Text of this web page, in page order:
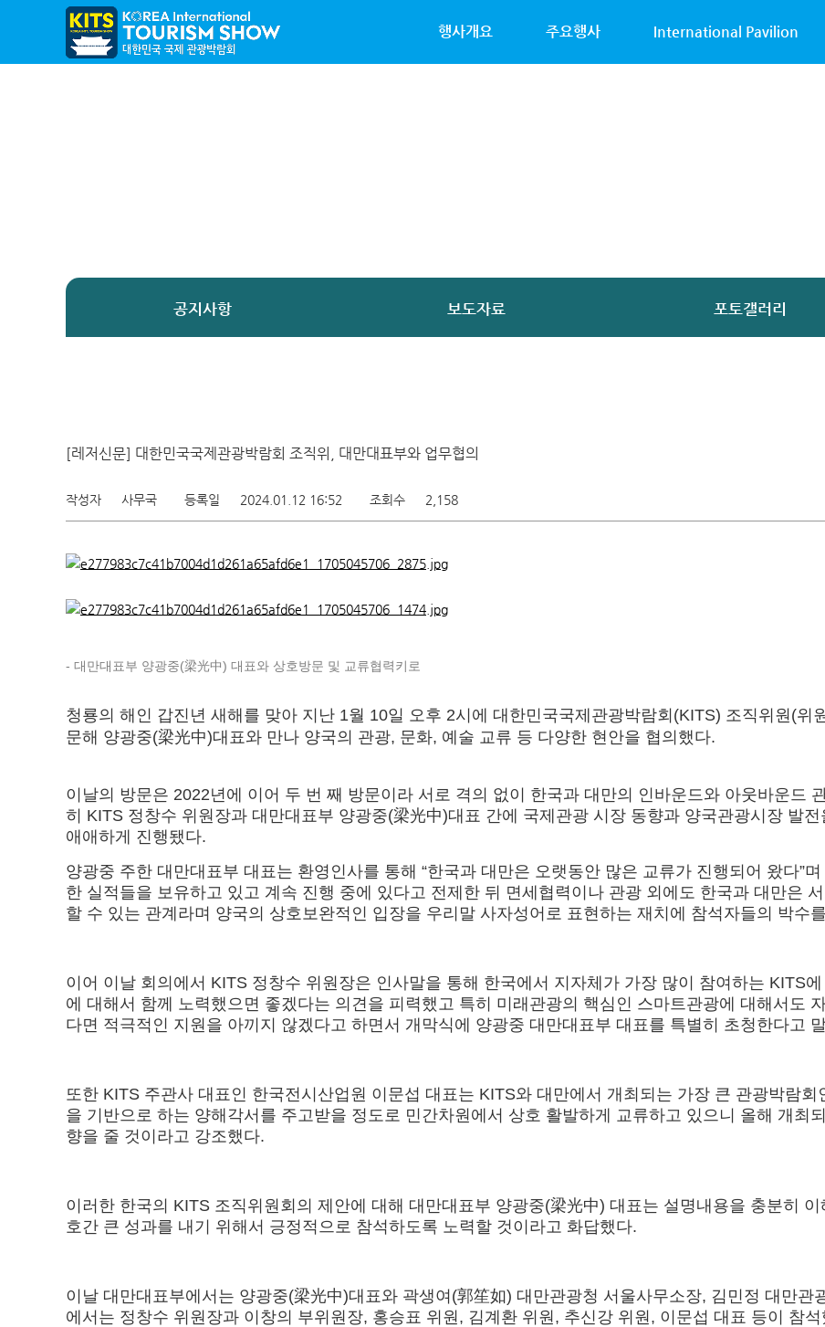
행사개요 주요행사 International Pavilion
공지사항 보도자료 포토갤러리
[레저신문] 대한민국국제관광박람회 조직위, 대만대표부와 업무협의
작성자 사무국 등록일 2024.01.12 16:52 조회수 2,158
- 대만대표부 양광중(梁光中) 대표와 상호방문 및 교류협력키로
청룡의 해인 갑진년 새해를 맞아 지난 1월 10일 오후 2시에 대한민국국제관광박람회(KITS) 조직위원(위
문해 양광중(梁光中)대표와 만나 양국의 관광, 문화, 예술 교류 등 다양한 현안을 협의했다.
이날의 방문은 2022년에 이어 두 번 째 방문이라 서로 격의 없이 한국과 대만의 인바운드와 아웃바운드
히 KITS 정창수 위원장과 대만대표부 양광중(梁光中)대표 간에 국제관광 시장 동향과 양국관광시장 발
애애하게 진행됐다.
양광중 주한 대만대표부 대표는 환영인사를 통해 “한국과 대만은 오랫동안 많은 교류가 진행되어 왔다”
한 실적들을 보유하고 있고 계속 진행 중에 있다고 전제한 뒤 면세협력이나 관광 외에도 한국과 대만은
할 수 있는 관계라며 양국의 상호보완적인 입장을 우리말 사자성어로 표현하는 재치에 참석자들의 박수
이어 이날 회의에서 KITS 정창수 위원장은 인사말을 통해 한국에서 지자체가 가장 많이 참여하는 KITS
에 대해서 함께 노력했으면 좋겠다는 의견을 피력했고 특히 미래관광의 핵심인 스마트관광에 대해서도
다면 적극적인 지원을 아끼지 않겠다고 하면서 개막식에 양광중 대만대표부 대표를 특별히 초청한다고
또한 KITS 주관사 대표인 한국전시산업원 이문섭 대표는 KITS와 대만에서 개최되는 가장 큰 관광박람
을 기반으로 하는 양해각서를 주고받을 정도로 민간차원에서 상호 활발하게 교류하고 있으니 올해 개최
향을 줄 것이라고 강조했다.
이러한 한국의 KITS 조직위원회의 제안에 대해 대만대표부 양광중(梁光中) 대표는 설명내용을 충분히
호간 큰 성과를 내기 위해서 긍정적으로 참석하도록 노력할 것이라고 화답했다.
이날 대만대표부에서는 양광중(梁光中)대표와 곽생여(郭笙如) 대만관광청 서울사무소장, 김민정 대만관
에서는 정창수 위원장과 이창의 부위원장, 홍승표 위원, 김계환 위원, 추신강 위원, 이문섭 대표 등이 참석